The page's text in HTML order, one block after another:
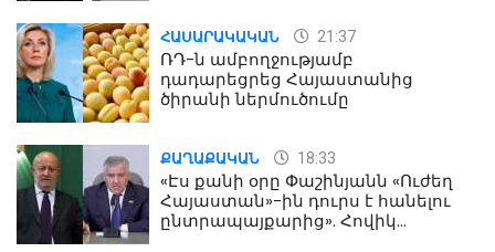
ՀԱՍԱՐԱԿԱԿԱՆ 21:37
ՌԴ-ն ամբողջությամբ
դադարեցրեց Հայաստանից
ծիրանի ներմուծումը
ՔԱՂԱՔԱԿԱՆ 18:33
«Էս քանի օրը Փաշինյանն «Ուժեղ
Հայաստան»-ին դուրս է հանելու
ընտրապայքարից». Հովիկ